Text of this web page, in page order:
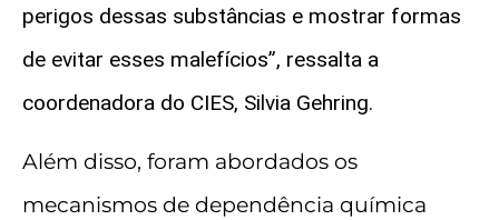
perigos dessas substâncias e mostrar formas
de evitar esses malefícios”, ressalta a
coordenadora do CIES, Silvia Gehring.
Além disso, foram abordados os
mecanismos de dependência química